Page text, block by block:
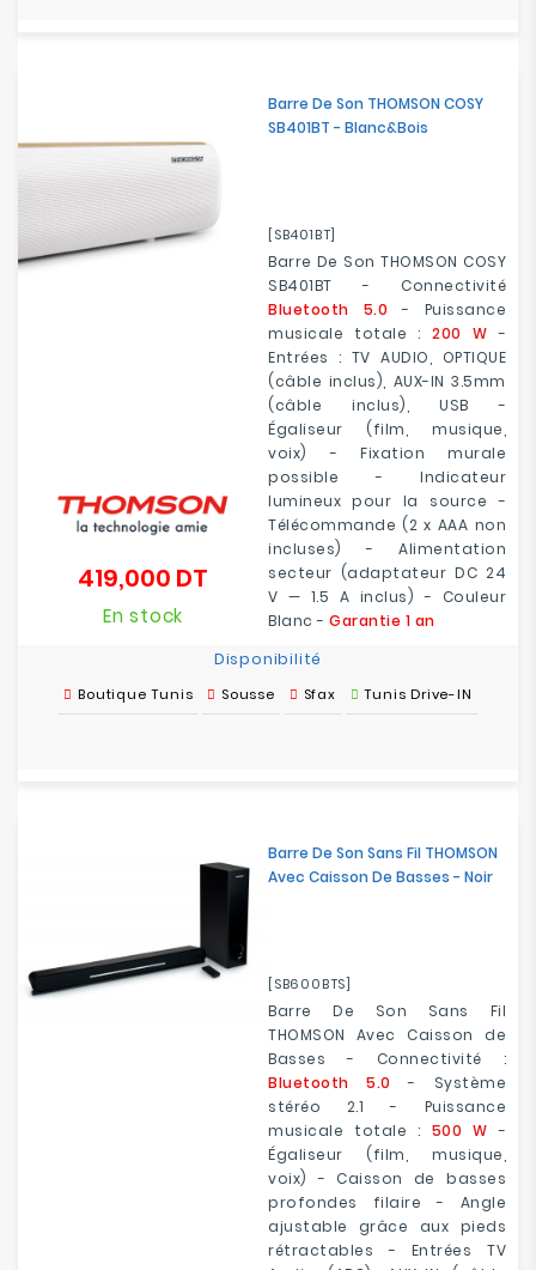
Barre De Son THOMSON COSY
SB401BT - Blanc&Bois
[SB401BT]
Barre De Son THOMSON COSY
SB401BT - Connectivité
Bluetooth 5.0 - Puissance
musicale totale :200 W -
Entrées : TV AUDIO, OPTIQUE
(câble inclus), AUX-IN 3.5mm
(câble inclus), USB -
Égaliseur (film, musique,
voix) - Fixation murale
possible - Indicateur
lumineux pour la source -
Télécommande (2 x AAA non
incluses) - Alimentation
secteur (adaptateur DC 24
V — 1.5 A inclus) - Couleur
Blanc - Garantie 1 an
419,000 DT
En stock
Disponibilité
Boutique Tunis Sousse Sfax Tunis Drive-IN
Barre De Son Sans Fil THOMSON
Avec Caisson De Basses - Noir
[SB600BTS]
Barre De Son Sans Fil
THOMSON Avec Caisson de
Basses - Connectivité :
Bluetooth 5.0 - Système
stéréo 2.1 - Puissance
musicale totale : 500 W -
Égaliseur (film, musique,
voix) - Caisson de basses
profondes filaire - Angle
ajustable grâce aux pieds
rétractables - Entrées TV